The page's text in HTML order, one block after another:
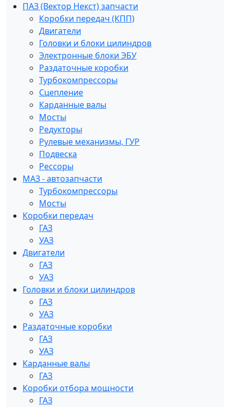
ПАЗ (Вектор Некст) запчасти
Коробки передач (КПП)
Двигатели
Головки и блоки цилиндров
Электронные блоки ЭБУ
Раздаточные коробки
Турбокомпрессоры
Сцепление
Карданные валы
Мосты
Редукторы
Рулевые механизмы, ГУР
Подвеска
Рессоры
МАЗ - автозапчасти
Турбокомпрессоры
Мосты
Коробки передач
ГАЗ
УАЗ
Двигатели
ГАЗ
УАЗ
Головки и блоки цилиндров
ГАЗ
УАЗ
Раздаточные коробки
ГАЗ
УАЗ
Карданные валы
ГАЗ
Коробки отбора мощности
ГАЗ